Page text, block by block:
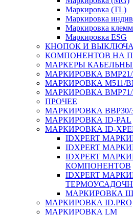
Маркировка (TL)
Маркировка
Маркировка клемм
Маркировка ESG
КНОПОК И
КОМПОНЕНТОВ НА
МАРКЕРЫ
МАРКИРОВКА BMP21/
МАРКИРОВКА M511/
МАРКИРОВКА BMP71/
ПРОЧЕЕ
МАРКИРОВКА BBP30/
МАРКИРОВКА ID-PAL
МАРКИРОВКА ID-
IDXPERT
IDXPERT
IDXPERT
КОМПОНЕНТОВ
IDXPERT
МАРКИРОВКА
МАРКИРОВКА ID.PRO
МАРКИРОВКА LM